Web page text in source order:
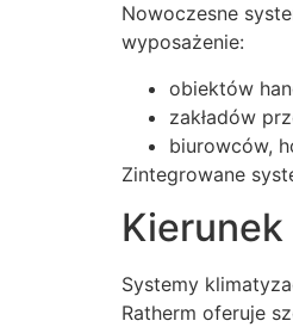
Nowoczesne
wyposażenie:
obiektów
zakładów
biurowców,
Zintegrowane
Kierunek
Systemy
Ratherm oferuje